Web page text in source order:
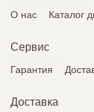
О нас Каталог
Сервис
Гарантия
Доставка